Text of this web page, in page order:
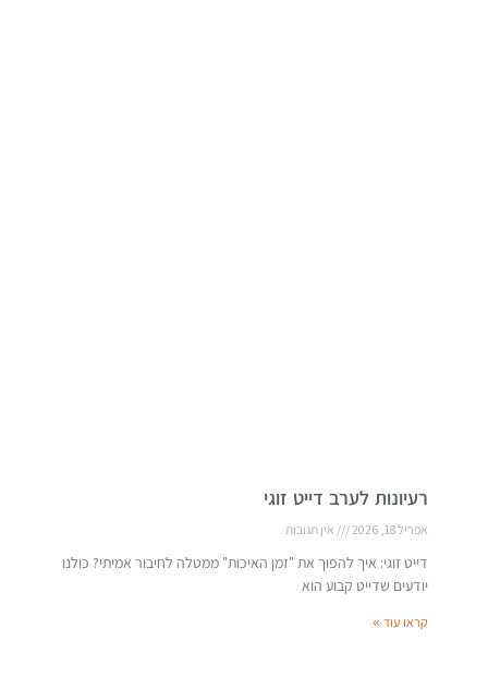
רעיונות לערב דייט זוגי
אפריל 18, 2026 אין תגובות
דייט זוגי: איך להפוך את "זמן האיכות" ממטלה לחיבור אמיתי? כולנו
יודעים שדייט קבוע הוא
קראו עוד »